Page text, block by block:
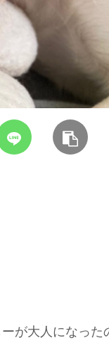
が大人になった